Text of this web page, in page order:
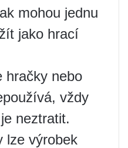
mohou jednu
jako hrací
hračky nebo
vždy
neztratit.
lze výrobek